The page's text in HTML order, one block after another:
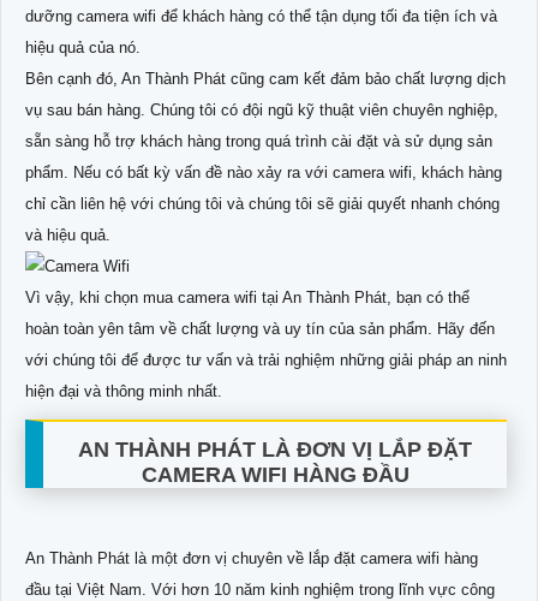
dưỡng camera wifi để khách hàng có thể tận dụng tối đa tiện ích và
hiệu quả của nó.
Bên cạnh đó, An Thành Phát cũng cam kết đảm bảo chất lượng dịch
vụ sau bán hàng. Chúng tôi có đội ngũ kỹ thuật viên chuyên nghiệp,
sẵn sàng hỗ trợ khách hàng trong quá trình cài đặt và sử dụng sản
phẩm. Nếu có bất kỳ vấn đề nào xảy ra với camera wifi, khách hàng
chỉ cần liên hệ với chúng tôi và chúng tôi sẽ giải quyết nhanh chóng
và hiệu quả.
Vì vậy, khi chọn mua camera wifi tại An Thành Phát, bạn có thể
hoàn toàn yên tâm về chất lượng và uy tín của sản phẩm. Hãy đến
với chúng tôi để được tư vấn và trải nghiệm những giải pháp an ninh
hiện đại và thông minh nhất.
AN THÀNH PHÁT LÀ ĐƠN VỊ LẮP ĐẶT
CAMERA WIFI HÀNG ĐẦU
An Thành Phát là một đơn vị chuyên về lắp đặt camera wifi hàng
đầu tại Việt Nam. Với hơn 10 năm kinh nghiệm trong lĩnh vực công